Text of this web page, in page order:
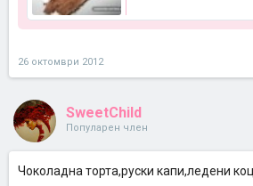
26 октомври 2012
SweetChild
Популарен член
Чоколадна торта,руски капи,ледени